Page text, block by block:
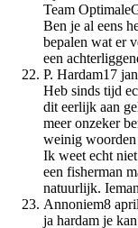
Team
Ben je al eens
bepalen wat er
een
P. Hardam17
Heb sinds tijd
dit eerlijk aan
meer onzeker
weinig woorden
Ik weet echt
een fisherman
natuurlijk.
Annoniem8
ja hardam je